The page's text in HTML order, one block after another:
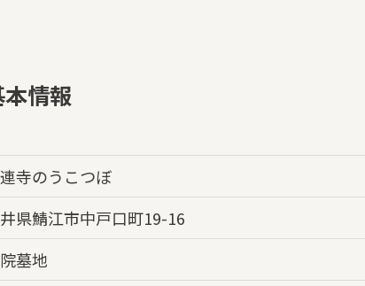
情報
寺のうこつぼ
県鯖江市中戸口町19-16
墓地